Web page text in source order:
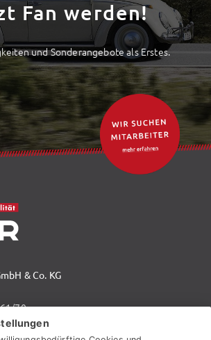
Fan werden!
und Sonderangebote als Erstes.
& Co. KG
70